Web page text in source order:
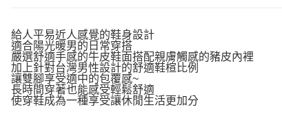
給人平易近人感覺的鞋身設計
適合陽光暖男的日常穿搭
嚴選舒適手感的牛皮鞋面搭配親膚觸感的豬皮內裡
加上針對台灣男性設計的舒適鞋楦比例
讓雙腳享受適中的包覆感~
長時間穿著也能感受輕鬆舒適
使穿鞋成為一種享受讓休閒生活更加分